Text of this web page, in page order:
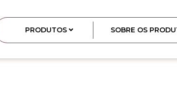
PRODUTOS SOBRE OS